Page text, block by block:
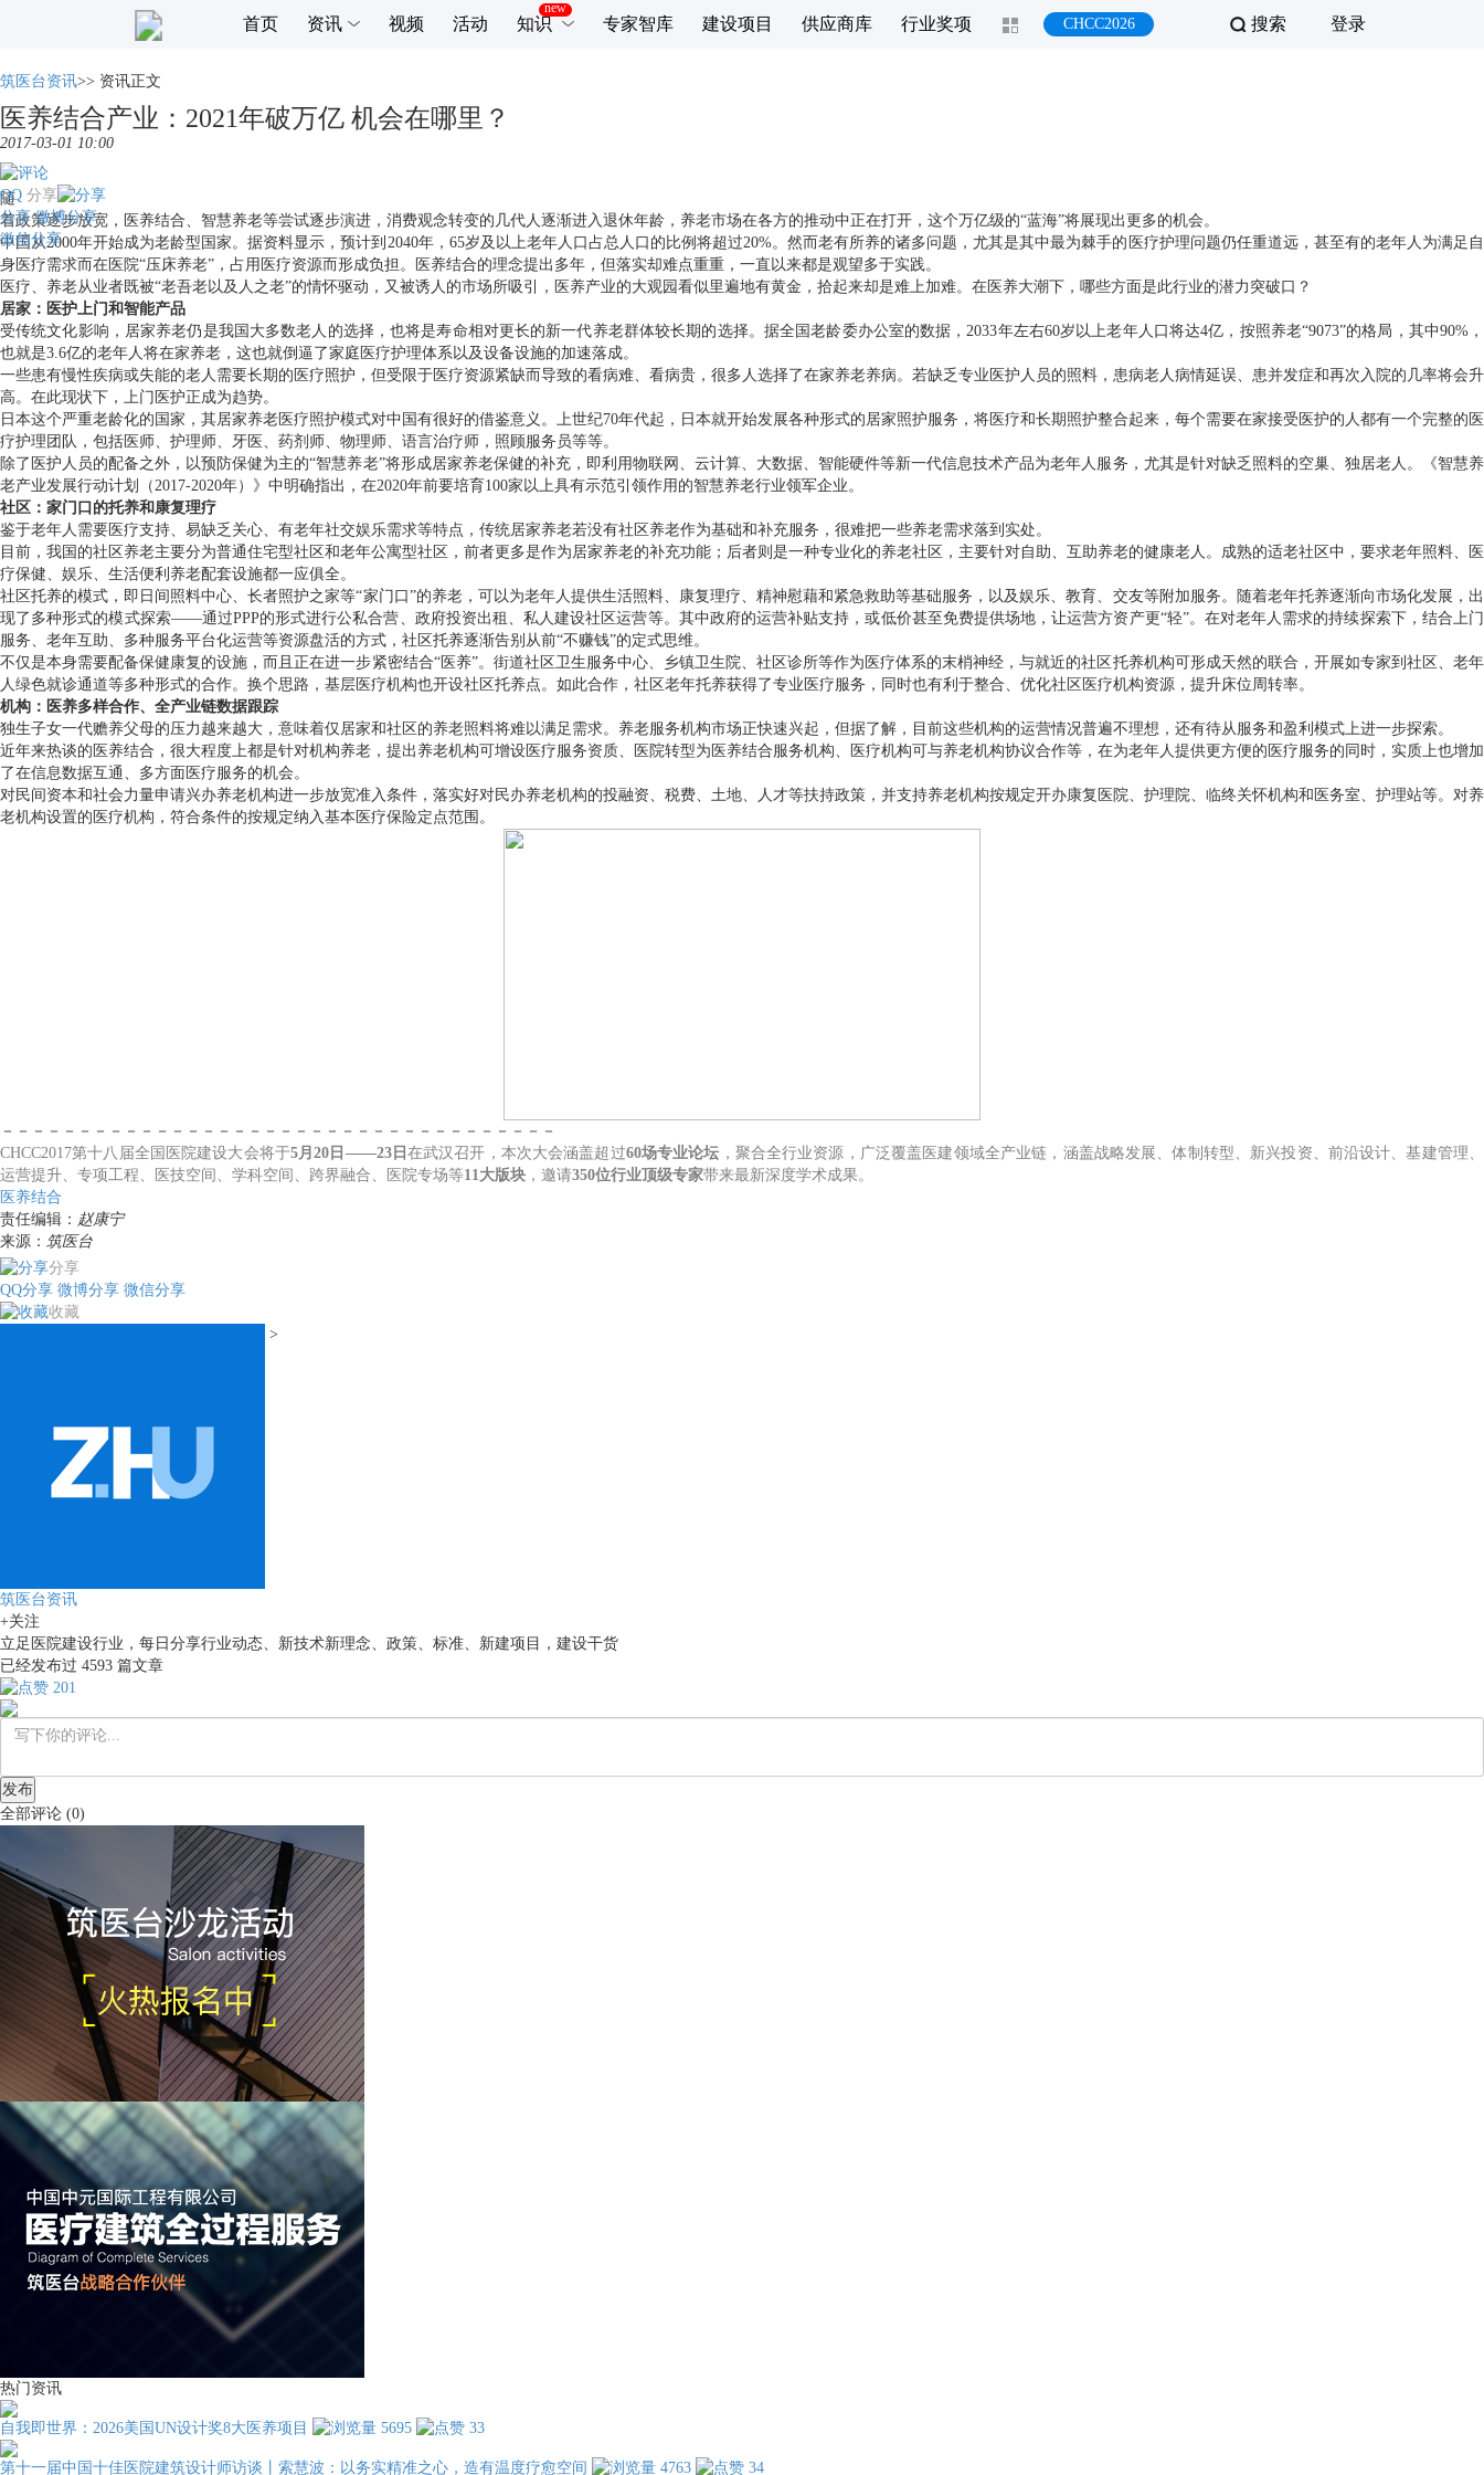
登录
搜索
首页 资讯 视频 活动 知识 专家智库 建设项目 供应商库 行业奖项 CHCC2026
筑医台资讯>> 资讯正文
医养结合产业：2021年破万亿 机会在哪里？
2017-03-01 10:00
分享
QQ
分享 微博分享
微信分享
随
着政策逐步放宽，医养结合、智慧养老等尝试逐步演进，消费观念转变的几代人逐渐进入退休年龄，养老市场在各方的推动中正在打开，这个万亿级的“蓝海”将展现出更多的机会。
中国从2000年开始成为老龄型国家。据资料显示，预计到2040年，65岁及以上老年人口占总人口的比例将超过20%。然而老有所养的诸多问题，尤其是其中最为棘手的医疗护理问题仍任重道远，甚至有的老年人为满足自
身医疗需求而在医院“压床养老”，占用医疗资源而形成负担。医养结合的理念提出多年，但落实却难点重重，一直以来都是观望多于实践。
医疗、养老从业者既被“老吾老以及人之老”的情怀驱动，又被诱人的市场所吸引，医养产业的大观园看似里遍地有黄金，拾起来却是难上加难。在医养大潮下，哪些方面是此行业的潜力突破口？
居家：医护上门和智能产品
受传统文化影响，居家养老仍是我国大多数老人的选择，也将是寿命相对更长的新一代养老群体较长期的选择。据全国老龄委办公室的数据，2033年左右60岁以上老年人口将达4亿，按照养老“9073”的格局，其中90%，
也就是3.6亿的老年人将在家养老，这也就倒逼了家庭医疗护理体系以及设备设施的加速落成。
一些患有慢性疾病或失能的老人需要长期的医疗照护，但受限于医疗资源紧缺而导致的看病难、看病贵，很多人选择了在家养老养病。若缺乏专业医护人员的照料，患病老人病情延误、患并发症和再次入院的几率将会升
高。在此现状下，上门医护正成为趋势。
日本这个严重老龄化的国家，其居家养老医疗照护模式对中国有很好的借鉴意义。上世纪70年代起，日本就开始发展各种形式的居家照护服务，将医疗和长期照护整合起来，每个需要在家接受医护的人都有一个完整的医
疗护理团队，包括医师、护理师、牙医、药剂师、物理师、语言治疗师，照顾服务员等等。
除了医护人员的配备之外，以预防保健为主的“智慧养老”将形成居家养老保健的补充，即利用物联网、云计算、大数据、智能硬件等新一代信息技术产品为老年人服务，尤其是针对缺乏照料的空巢、独居老人。《智慧养
老产业发展行动计划（2017-2020年）》中明确指出，在2020年前要培育100家以上具有示范引领作用的智慧养老行业领军企业。
社区：家门口的托养和康复理疗
鉴于老年人需要医疗支持、易缺乏关心、有老年社交娱乐需求等特点，传统居家养老若没有社区养老作为基础和补充服务，很难把一些养老需求落到实处。
目前，我国的社区养老主要分为普通住宅型社区和老年公寓型社区，前者更多是作为居家养老的补充功能；后者则是一种专业化的养老社区，主要针对自助、互助养老的健康老人。成熟的适老社区中，要求老年照料、医
疗保健、娱乐、生活便利养老配套设施都一应俱全。
社区托养的模式，即日间照料中心、长者照护之家等“家门口”的养老，可以为老年人提供生活照料、康复理疗、精神慰藉和紧急救助等基础服务，以及娱乐、教育、交友等附加服务。随着老年托养逐渐向市场化发展，出
现了多种形式的模式探索——通过PPP的形式进行公私合营、政府投资出租、私人建设社区运营等。其中政府的运营补贴支持，或低价甚至免费提供场地，让运营方资产更“轻”。在对老年人需求的持续探索下，结合上门
服务、老年互助、多种服务平台化运营等资源盘活的方式，社区托养逐渐告别从前“不赚钱”的定式思维。
不仅是本身需要配备保健康复的设施，而且正在进一步紧密结合“医养”。街道社区卫生服务中心、乡镇卫生院、社区诊所等作为医疗体系的末梢神经，与就近的社区托养机构可形成天然的联合，开展如专家到社区、老年
人绿色就诊通道等多种形式的合作。换个思路，基层医疗机构也开设社区托养点。如此合作，社区老年托养获得了专业医疗服务，同时也有利于整合、优化社区医疗机构资源，提升床位周转率。
机构：医养多样合作、全产业链数据跟踪
独生子女一代赡养父母的压力越来越大，意味着仅居家和社区的养老照料将难以满足需求。养老服务机构市场正快速兴起，但据了解，目前这些机构的运营情况普遍不理想，还有待从服务和盈利模式上进一步探索。
近年来热谈的医养结合，很大程度上都是针对机构养老，提出养老机构可增设医疗服务资质、医院转型为医养结合服务机构、医疗机构可与养老机构协议合作等，在为老年人提供更方便的医疗服务的同时，实质上也增加
了在信息数据互通、多方面医疗服务的机会。
对民间资本和社会力量申请兴办养老机构进一步放宽准入条件，落实好对民办养老机构的投融资、税费、土地、人才等扶持政策，并支持养老机构按规定开办康复医院、护理院、临终关怀机构和医务室、护理站等。对养
老机构设置的医疗机构，符合条件的按规定纳入基本医疗保险定点范围。
－－－－－－－－－－－－－－－－－－－－－－－－－－－－－－－－－－－－
CHCC2017第十八届全国医院建设大会将于5月20日——23日 在武汉召开，本次大会涵盖超过60场专业论坛 ，聚合全行业资源，广泛覆盖医建领域全产业链，涵盖战略发展、体制转型、新兴投资、前沿设计、基建管理、
运营提升、专项工程、医技空间、学科空间、跨界融合、医院专场等11大版块 ，邀请350位行业顶级专家带来最新深度学术成果。
医养结合
责任编辑： 赵康宁
来源： 筑医台
分享
QQ分享 微博分享 微信分享
收藏
>
筑医台资讯
+关注
立足医院建设行业，每日分享行业动态、新技术新理念、政策、标准、新建项目，建设干货
已经发布过 4593 篇文章
201
发布
全部评论 (0)
热门资讯
自我即世界：2026美国UN设计奖8大医养项目 5695 33
第十一届中国十佳医院建筑设计师访谈丨索慧波：以务实精准之心，造有温度疗愈空间 4763 34